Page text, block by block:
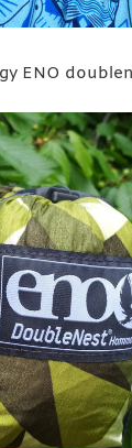
ENO